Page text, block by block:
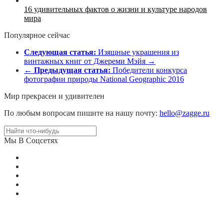
16 удивительных фактов о жизни и культуре народов
мира
Популярное сейчас
Следующая статья: Изящные украшения из
винтажных книг от Джереми Мэйя →
← Предыдущая статья: Победители конкурса
фотографии природы National Geographic 2016
Мир прекрасен и удивителен
По любым вопросам пишите на нашу почту: hello@zagge.ru
Мы В Соцсетях